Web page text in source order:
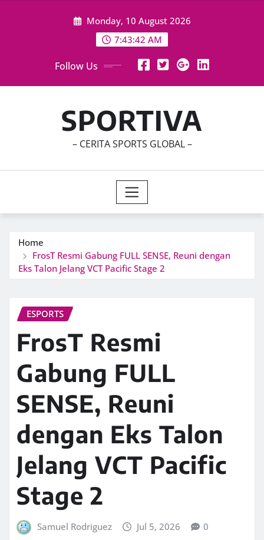
Monday, 10 August 2026
7:43:44 AM
Follow Us
SPORTIVA
– CERITA SPORTS GLOBAL –
Home
FrosT Resmi Gabung FULL SENSE, Reuni dengan
Eks Talon Jelang VCT Pacific Stage 2
ESPORTS
FrosT Resmi
Gabung FULL
SENSE, Reuni
dengan Eks Talon
Jelang VCT Pacific
Stage 2
Samuel Rodriguez Jul 5, 2026 0